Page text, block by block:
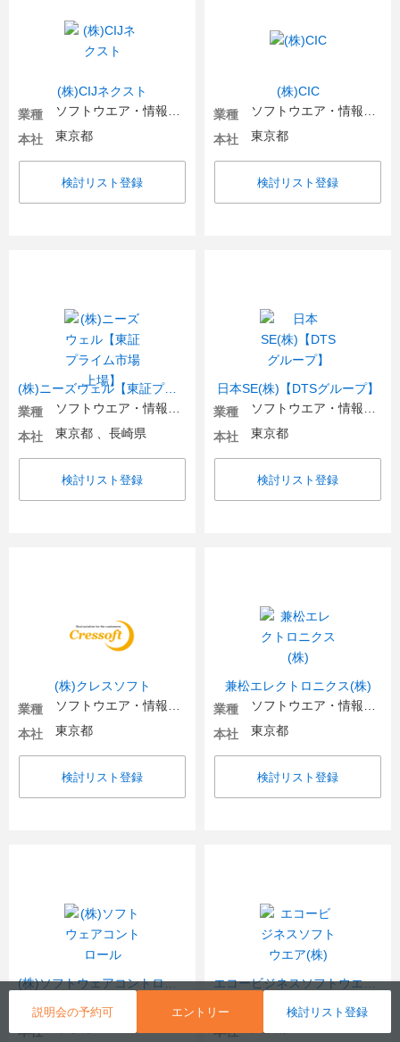
説明会の予約可 エントリー 検討リスト登録
(株)CIJネクスト
業種
本社
東京都
検討リスト登録
(株)CIC
業種
本社
東京都
検討リスト登録
(株)ニーズウェル【東証プライム市場上場】
業種
本社
東京都 、長崎県
検討リスト登録
日本SE(株)【DTSグループ】
業種
本社
東京都
検討リスト登録
(株)クレスソフト
業種
本社
東京都
検討リスト登録
兼松エレクトロニクス(株)
業種
本社
東京都
検討リスト登録
(株)ソフトウェアコントロール
業種
本社
エコービジネスソフトウエア(株)
業種
本社